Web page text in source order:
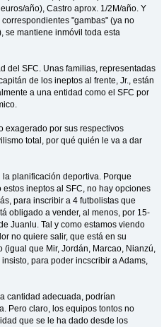
año), Castro aprox. 1/2M/año. Y
"gambas" (ya no
se mantiene inmóvil toda esta
del SFC. Unas familias, representadas
de los ineptos al frente, Jr., están
a una entidad como el SFC por
exagerado por sus respectivos
total, por qué quién le va a dar
planificación deportiva. Porque
ineptos al SFC, no hay opciones
para inscribir a 4 futbolistas que
obligado a vender, al menos, por 15-
Juanlu. Tal y como estamos viendo
no quiere salir, que está en su
que Mir, Jordán, Marcao, Nianzú,
para poder incscribir a Adams,
cantidad adecuada, podrían
Pero claro, los equipos tontos no
que se le ha dado desde los